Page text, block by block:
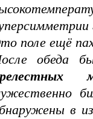
поле ещё
обеда
в